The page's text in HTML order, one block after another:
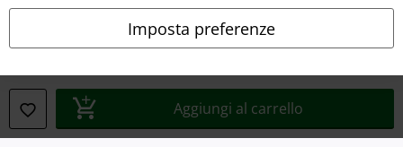
Imposta preferenze
Aggiungi al carrello
Informazioni sull'accessibilità
Impostazioni cookie
Esercita Recesso